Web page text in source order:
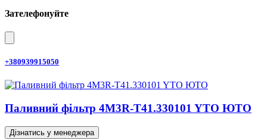
Зателефонуйте
+380939915050
Паливний фільтр 4M3R-T41.330101 YTO ЮТО
Дізнатись у менеджера